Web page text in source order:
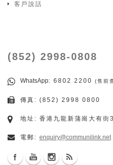
客戶說話
(852) 2998-0808
WhatsApp: 6802 2200 (售前
傳真: (852) 2998 0800
地址: 香港九龍新蒲崗大有
電郵: enquiry@communilink.net